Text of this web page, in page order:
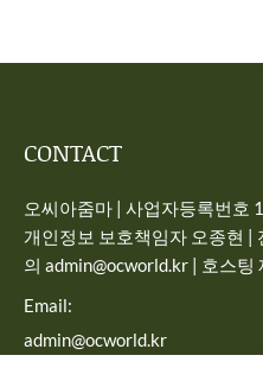
CONTACT
오씨아줌마 | 사업자등록번호
개인정보 보호책임자 오종현
의 admin@ocworld.kr | 호스팅
Email:
admin@ocworld.kr